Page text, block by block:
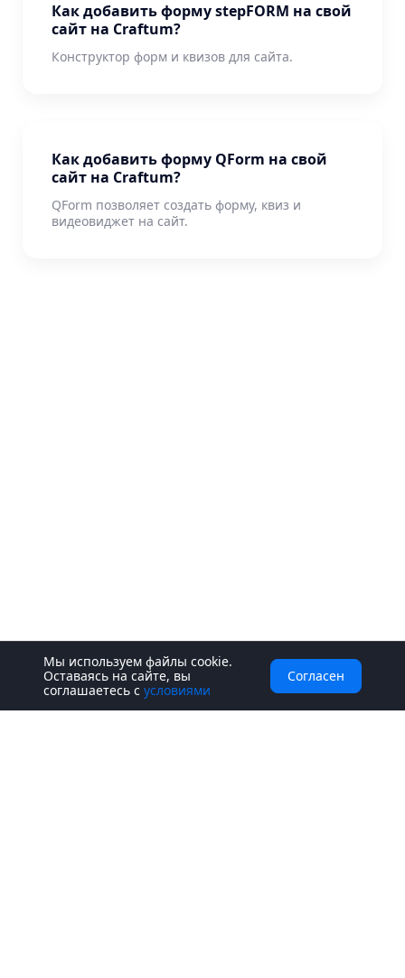
Как добавить форму stepFORM на свой
сайт на Craftum?
Конструктор форм и квизов для сайта.
Как добавить форму QForm на свой
сайт на Craftum?
QForm позволяет создать форму, квиз и
видеовиджет на сайт.
Мы используем файлы cookie.
Оставаясь на сайте, вы
соглашаетесь с условиями
Согласен